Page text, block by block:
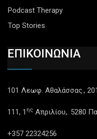
Podcast Therapy
Top Stories
ΕΠΙΚΟΙΝΩΝΙΑ
101 Λεωφ. Αθαλάσσας.,
111, 1 ης Απριλίου,. 5280
+357 22324256